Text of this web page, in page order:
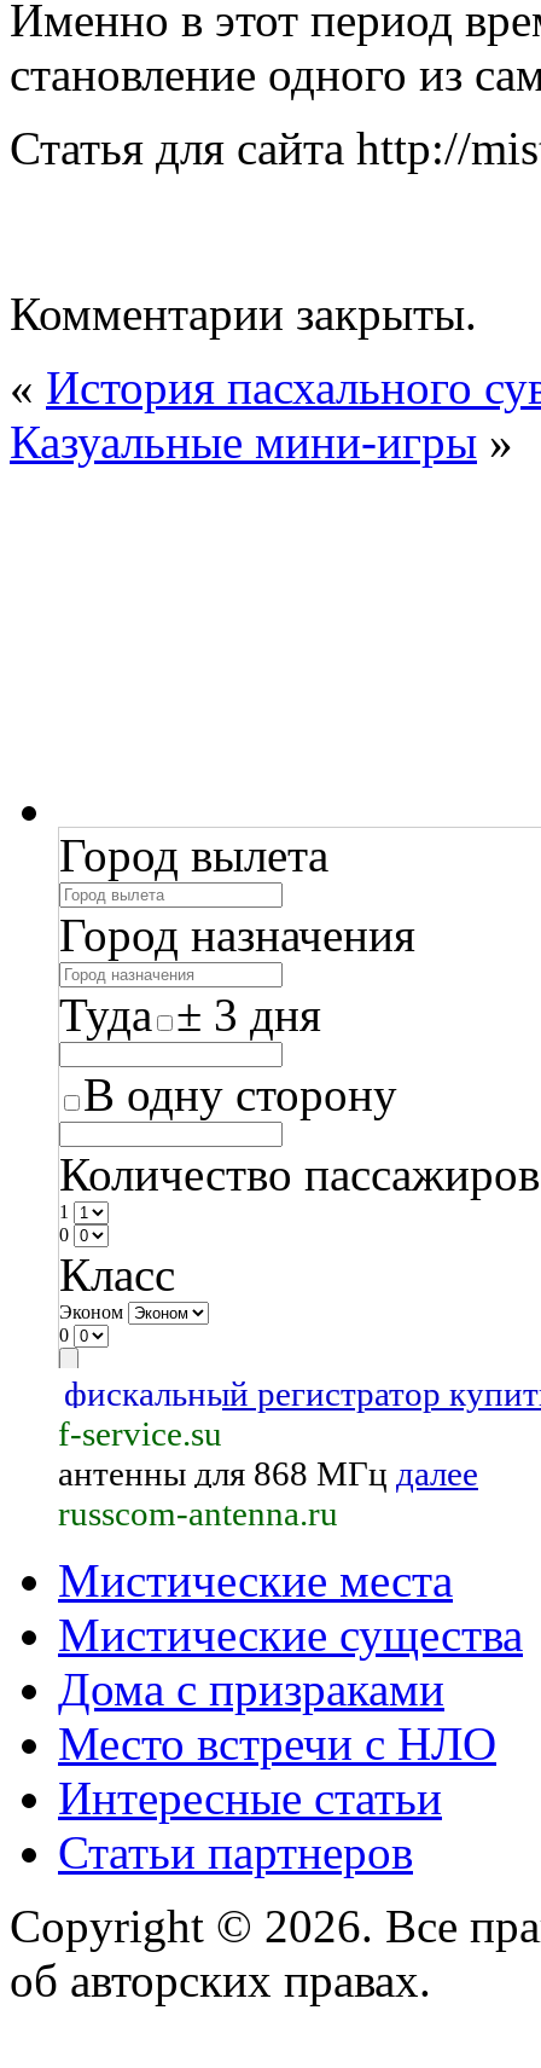
Именно в этот период
становление одного из
Статья для сайта http://
Комментарии закрыты.
« История пасхального
Казуальные мини-игры »
Город вылета
Город назначения
Туда ± 3 дня
В одну сторону
Количество пассажиров
1
0
Класс
Эконом
0
фискальный регистратор
f-service.su
антенны для 868 МГц далее
russcom-antenna.ru
Мистические места
Мистические существа
Дома с призраками
Место встречи с НЛО
Интересные статьи
Статьи партнеров
Copyright © 2026. Все
об авторских правах.